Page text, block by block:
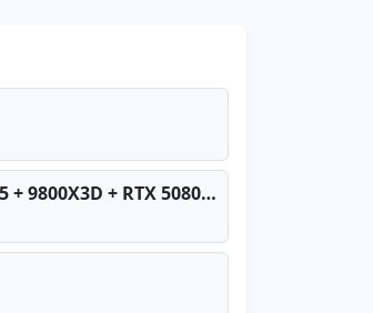
PC TOP en tiempos de Crisis DDR5 + 9800X3D + RTX 5080 [2026][2400€]